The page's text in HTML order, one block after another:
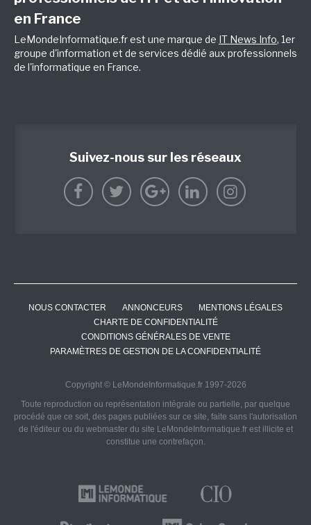
en France
LeMondeInformatique.fr est une marque de IT News Info, 1er
groupe d'information et de services dédié aux professionnels
de l'informatique en France.
Suivez-nous sur les réseaux
NOUS CONTACTER ANNONCEURS
MENTIONS LÉGALES
CHARTE DE CONFIDENTIALITÉ
CONDITIONS GÉNÉRALES DE VENTE
PARAMÈTRES DE GESTION DE LA CONFIDENTIALITÉ
Copyright © LeMondeInformatique.fr 1997-2026
Toute reproduction ou représentation intégrale ou partielle, par quelque
procédé que ce soit, des pages publiées sur ce site, faite sans l'autorisation
de l'éditeur ou du webmaster du site LeMondeInformatique.fr est illicite et
constitue une contrefaçon.